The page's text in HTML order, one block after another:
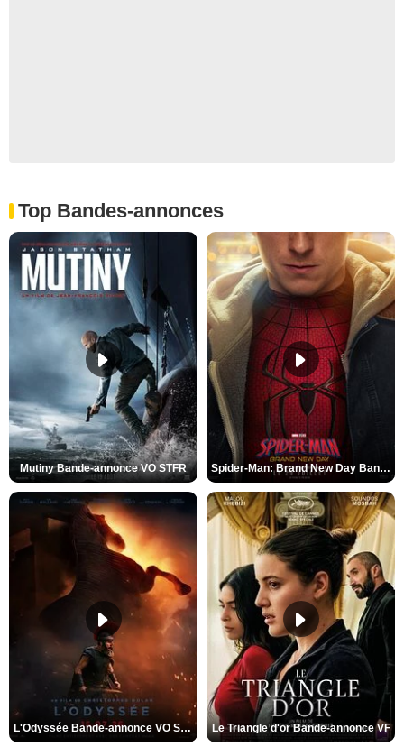
Top Bandes-annonces
Mutiny Bande-annonce VO STFR Spider-Man: Brand New Day Bande-annonce VO STFR
L'Odyssée Bande-annonce VO STFR Le Triangle d'or Bande-annonce VF